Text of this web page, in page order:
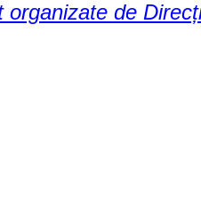
organizate de